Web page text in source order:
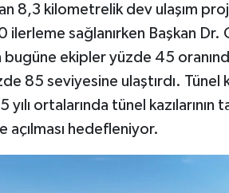
8,3 kilometrelik dev ulaşım
ilerleme sağlanırken Başkan Dr.
ekipler yüzde 45
85 seviyesine ulaştırdı. Tünel
ortalarında tünel kazılarının
açılması hedefleniyor.